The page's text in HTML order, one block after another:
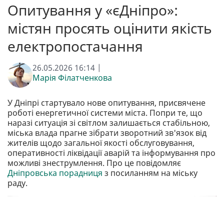
Опитування у «єДніпро»:
містян просять оцінити якість
електропостачання
26.05.2026 16:14 |
Марія Філатченкова
У Дніпрі стартувало нове опитування, присвячене
роботі енергетичної системи міста. Попри те, що
наразі ситуація зі світлом залишається стабільною,
міська влада прагне зібрати зворотний зв'язок від
жителів щодо загальної якості обслуговування,
оперативності ліквідації аварій та інформування про
можливі знеструмлення. Про це повідомляє
Дніпровська порадниця з посиланням на міську
раду.